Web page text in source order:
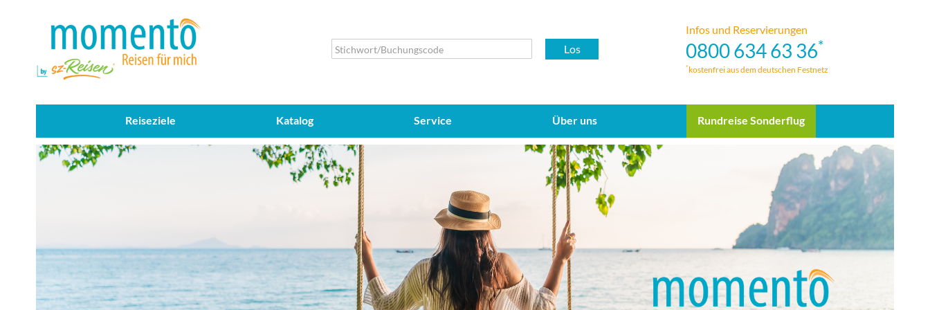
Los
Infos und Reservierungen
0800 634 63 36*
*kostenfrei aus dem deutschen Festnetz
Reiseziele Katalog Service Über uns Rundreise Sonderflug